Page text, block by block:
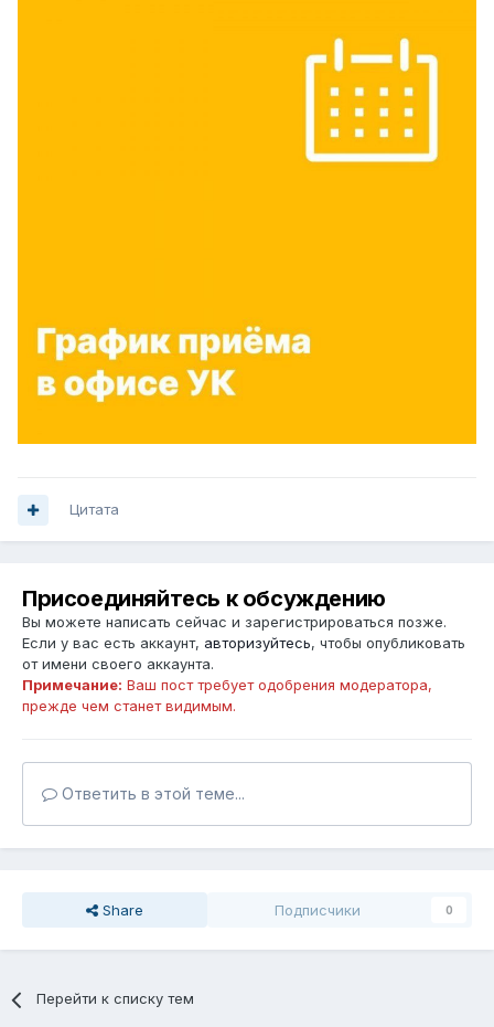
Цитата
Присоединяйтесь к обсуждению
Вы можете написать сейчас и зарегистрироваться позже.
Если у вас есть аккаунт, авторизуйтесь, чтобы опубликовать
от имени своего аккаунта.
Примечание: Ваш пост требует одобрения модератора,
прежде чем станет видимым.
Ответить в этой теме...
Share Подписчики 0
Перейти к списку тем